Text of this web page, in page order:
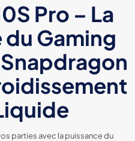
Pro – La
Gaming
parties avec la puissance du